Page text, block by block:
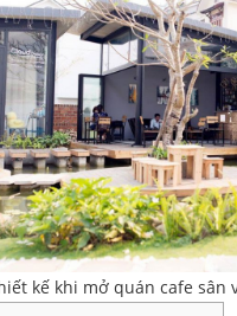
kế khi mở quán cafe sân